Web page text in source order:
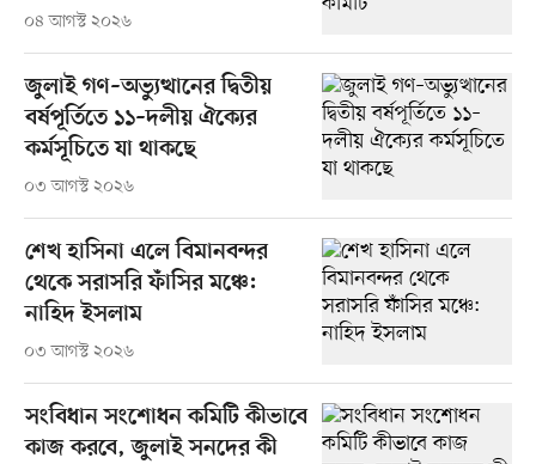
০৪ আগস্ট ২০২৬
জুলাই গণ–অভ্যুত্থানের দ্বিতীয়
বর্ষপূর্তিতে ১১–দলীয় ঐক্যের
কর্মসূচিতে যা থাকছে
০৩ আগস্ট ২০২৬
শেখ হাসিনা এলে বিমানবন্দর
থেকে সরাসরি ফাঁসির মঞ্চে:
নাহিদ ইসলাম
০৩ আগস্ট ২০২৬
সংবিধান সংশোধন কমিটি কীভাবে
কাজ করবে, জুলাই সনদের কী